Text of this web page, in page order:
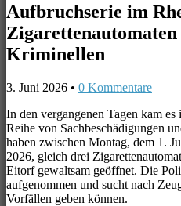
Aufbruchserie im
Kriminellen
3. Juni 2026 • 0 Kommentare
In den vergangenen Tagen kam
Reihe von Sachbeschädigungen
haben zwischen Montag, dem 1.
2026, gleich drei
Eitorf gewaltsam geöffnet. Die
aufgenommen und sucht nach
Vorfällen geben können.